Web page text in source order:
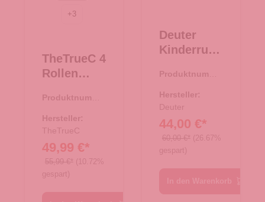
+3
TheTrueC 4
Rollen
Superlight
55cm
Kopenhage
n
black/rose
Produktnumme
Hersteller:
TheTrueC
49,99 €*
55,99 €* (10.72%
gespart)
Deuter
Kinderruck
Junior
masala-
cherry
Produktnumme
Hersteller:
Deuter
44,00 €*
60,00 €* (26.67%
gespart)